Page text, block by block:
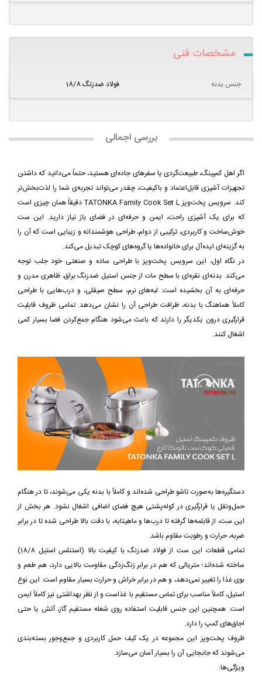
مشخصات فنی
جنس بدنه فولاد ضدزنگ 18/8
بررسی اجمالی
اگر اهل کمپینگ، طبیعت‌گردی یا سفرهای جاده‌ای هستید، حتماً می‌دانید که داشتن
تجهیزات آشپزی قابل‌اعتماد و باکیفیت، چقدر می‌تواند تجربه‌ی شما را لذت‌بخش‌تر
کند. سرویس پخت‌وپز TATONKA Family Cook Set L دقیقاً همان چیزی است
که برای یک آشپزی راحت، ایمن و حرفه‌ای در فضای باز نیاز دارید. این ست
خوش‌ساخت و کاربردی، ترکیبی از دوام، طراحی هوشمندانه و زیبایی است که آن را
به گزینه‌ای ایده‌آل برای خانواده‌ها یا گروه‌های کوچک تبدیل می‌کند.
در نگاه اول، این سرویس پخت‌وپز با طراحی ساده و صنعتی خود جلب توجه
می‌کند. بدنه‌ای نقره‌ای با سطح مات از جنس استیل ضدزنگ براق، ظاهری مدرن و
حرفه‌ای به آن بخشیده است. لبه‌های نرم، سطح صیقلی، و درب‌هایی با طراحی
کاملاً هماهنگ با بدنه، ظرافت طراحی آن را نشان می‌دهد. تمامی ظروف قابلیت
قرارگیری درون یکدیگر را دارند که باعث می‌شود هنگام جمع‌کردن فضا بسیار کمی
اشغال کنند.
دستگیره‌ها به‌صورت تاشو طراحی شده‌اند و کاملاً با بدنه یکی می‌شوند، تا در هنگام
حمل‌ونقل یا قرارگیری در کوله‌پشتی هیچ فضای اضافی اشغال نشود. هر بخش از
این ست، از قابلمه‌ها گرفته تا درب‌ها و ماهیتابه، با دقت بالا طراحی شده تا در برابر
ضربه، حرارت و رطوبت مقاوم باشد.
تمامی قطعات این ست از فولاد ضدزنگ با کیفیت بالا (استنلس استیل 18/8)
ساخته شده‌اند؛ متریالی که هم در برابر زنگ‌زدگی مقاومت بالایی دارد، هم طعم و
بوی غذا را تغییر نمی‌دهد، و هم در برابر خراش و حرارت بسیار مقاوم است. این نوع
استیل، کاملاً مناسب برای تماس مستقیم با غذاست و از نظر بهداشتی نیز کاملاً ایمن
است. همچنین این جنس قابلیت استفاده روی شعله مستقیم گاز، آتش یا حتی
اجاق‌های کمپ را دارد.
ظروف پخت‌وپز این مجموعه در یک کیف حمل کاربردی و جمع‌وجور بسته‌بندی
می‌شوند که جابجایی آن را بسیار آسان می‌سازد.
ویژگی‌ها: